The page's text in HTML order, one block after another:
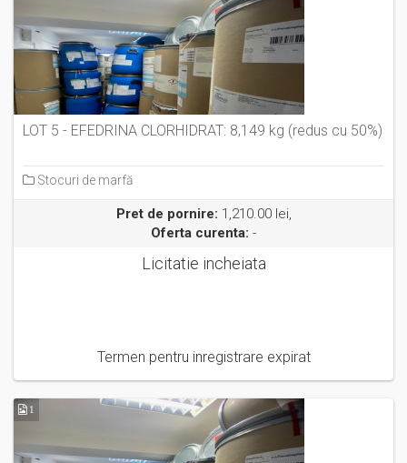
LOT 5 - EFEDRINA CLORHIDRAT: 8,149 kg (redus cu 50%)
Stocuri de marfă
Pret de pornire: 1,210.00 lei,
Oferta curenta: -
Licitatie incheiata
Termen pentru inregistrare expirat
1